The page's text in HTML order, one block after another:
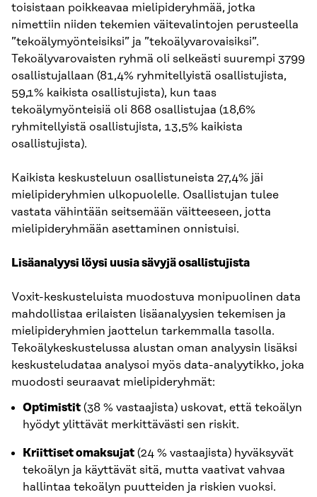
toisistaan poikkeavaa mielipideryhmää, jotka
nimettiin niiden tekemien väitevalintojen perusteella
”tekoälymyönteisiksi” ja ”tekoälyvarovaisiksi”.
Tekoälyvarovaisten ryhmä oli selkeästi suurempi 3799
osallistujallaan (81,4% ryhmitellyistä osallistujista,
59,1% kaikista osallistujista), kun taas
tekoälymyönteisiä oli 868 osallistujaa (18,6%
ryhmitellyistä osallistujista, 13,5% kaikista
osallistujista).
Kaikista keskusteluun osallistuneista 27,4% jäi
mielipideryhmien ulkopuolelle. Osallistujan tulee
vastata vähintään seitsemään väitteeseen, jotta
mielipideryhmään asettaminen onnistuisi.
Lisäanalyysi löysi uusia sävyjä osallistujista
Voxit-keskusteluista muodostuva monipuolinen data
mahdollistaa erilaisten lisäanalyysien tekemisen ja
mielipideryhmien jaottelun tarkemmalla tasolla.
Tekoälykeskustelussa alustan oman analyysin lisäksi
keskusteludataa analysoi myös data-analyytikko, joka
muodosti seuraavat mielipideryhmät:
Optimistit (38 % vastaajista) uskovat, että tekoälyn
hyödyt ylittävät merkittävästi sen riskit.
Kriittiset omaksujat (24 % vastaajista) hyväksyvät
tekoälyn ja käyttävät sitä, mutta vaativat vahvaa
hallintaa tekoälyn puutteiden ja riskien vuoksi.